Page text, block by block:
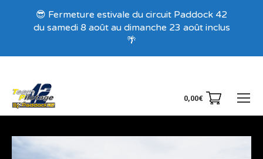
0,00€
Recevez nos offres exclusives !
😎 Fermeture estivale du circuit Paddock 42
du samedi 8 août au dimanche 23 août inclus
🌴